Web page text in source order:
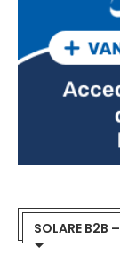
SOLARE B2B